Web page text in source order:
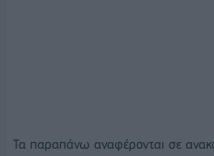
Τα παραπάνω αναφέρονται σε